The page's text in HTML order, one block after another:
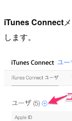
iTunes Connect
します。